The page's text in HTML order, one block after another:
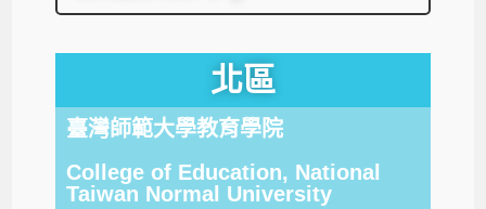
北區
臺灣師範大學教育學院
College of Education, National
Taiwan Normal University